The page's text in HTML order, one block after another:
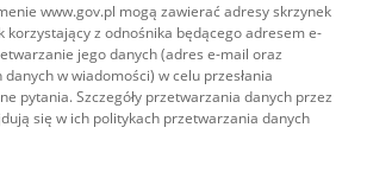
www.gov.pl mogą zawierać adresy skrzynek
korzystający z odnośnika będącego adresem e-
jego danych (adres e-mail oraz
w wiadomości) w celu przesłania
pytania. Szczegóły przetwarzania danych przez
się w ich politykach przetwarzania danych